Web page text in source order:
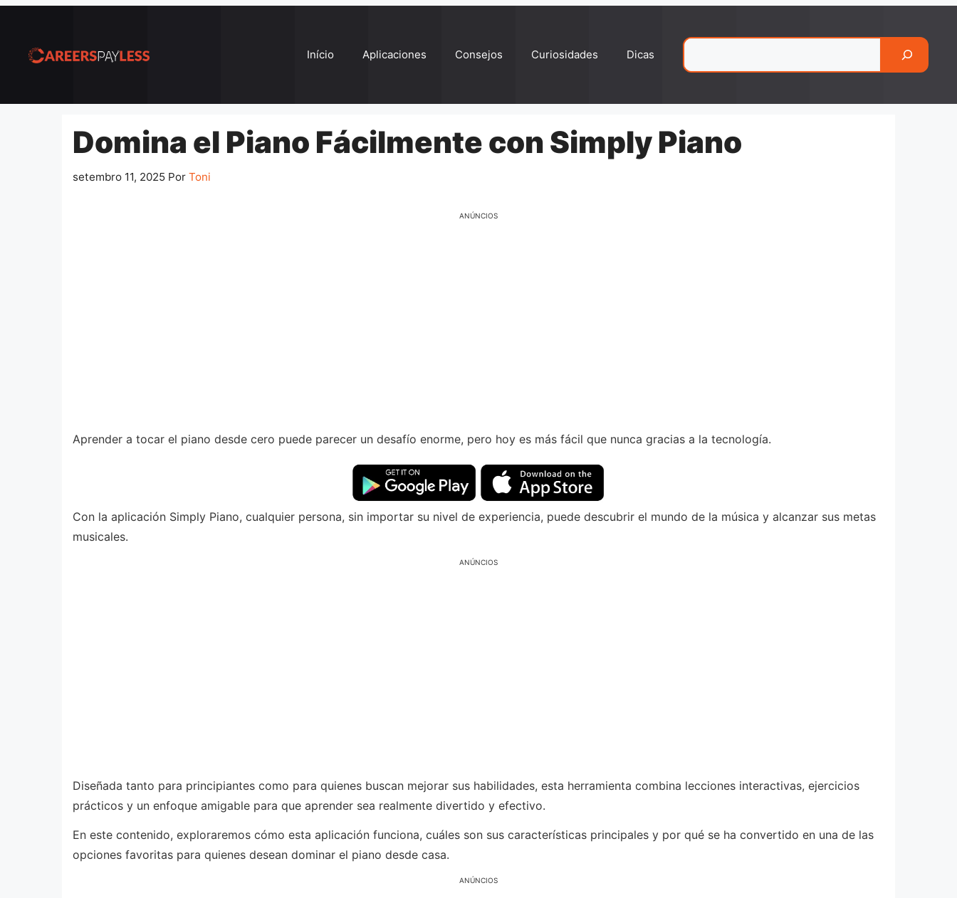
conteúdo
Início Aplicaciones Consejos Curiosidades Dicas
Domina el Piano Fácilmente con Simply Piano
setembro 11, 2025 Por Toni
ANÚNCIOS
Aprender a tocar el piano desde cero puede parecer un desafío enorme, pero hoy es más fácil que nunca gracias a la tecnología.
Con la aplicación Simply Piano, cualquier persona, sin importar su nivel de experiencia, puede descubrir el mundo de la música y alcanzar sus metas
musicales.
ANÚNCIOS
Diseñada tanto para principiantes como para quienes buscan mejorar sus habilidades, esta herramienta combina lecciones interactivas, ejercicios
prácticos y un enfoque amigable para que aprender sea realmente divertido y efectivo.
En este contenido, exploraremos cómo esta aplicación funciona, cuáles son sus características principales y por qué se ha convertido en una de las
opciones favoritas para quienes desean dominar el piano desde casa.
ANÚNCIOS